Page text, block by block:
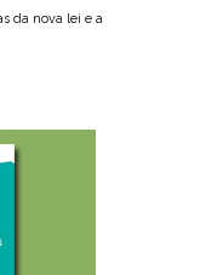
da nova lei e a